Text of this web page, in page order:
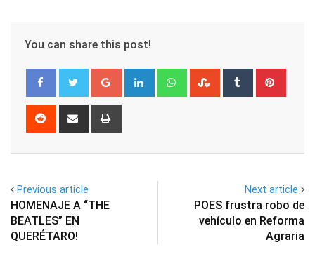
You can share this post!
Google+ LinkedIn WhatsappStumbleUpon
Tumblr
Reddit
Share
Previous article
HOMENAJE A “THE
BEATLES” EN
QUERÉTARO!
Next article
POES frustra robo de
vehículo en Reforma
Agraria